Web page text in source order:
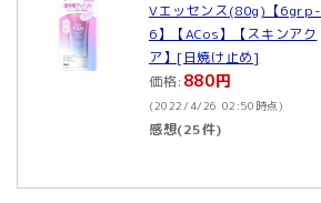
Vエッセンス(80g)【6grp-
6】【ACos】【スキンアク
ア】[日焼け止め]
価格: 880円
(2022/4/26 02:50時点)
感想(25件)